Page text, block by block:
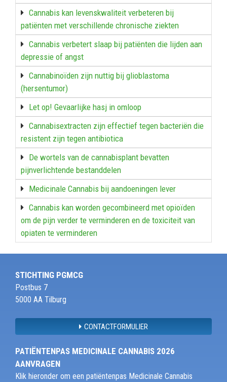
Cannabis kan levenskwaliteit verbeteren bij
patiënten met verschillende chronische ziekten
Cannabis verbetert slaap bij patiënten die lijden aan
depressie of angst
Cannabinoïden zijn nuttig bij glioblastoma
(hersentumor)
Let op! Gevaarlijke hasj in omloop
Cannabisextracten zijn effectief tegen bacteriën die
resistent zijn tegen antibiotica
De wortels van de cannabisplant bevatten
pijnverlichtende bestanddelen
Medicinale Cannabis bij aandoeningen lever
Cannabis kan worden gecombineerd met opioïden
om de pijn verder te verminderen en de toxiciteit van
opiaten te verminderen
STICHTING PGMCG
Postbus 7
5000 AA Tilburg
CONTACTFORMULIER
PATIËNTENPAS MEDICINALE CANNABIS 2026
AANVRAGEN
Klik hieronder om een patiëntenpas Medicinale Cannabis